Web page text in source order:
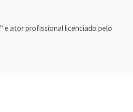
e ator profissional licenciado pelo